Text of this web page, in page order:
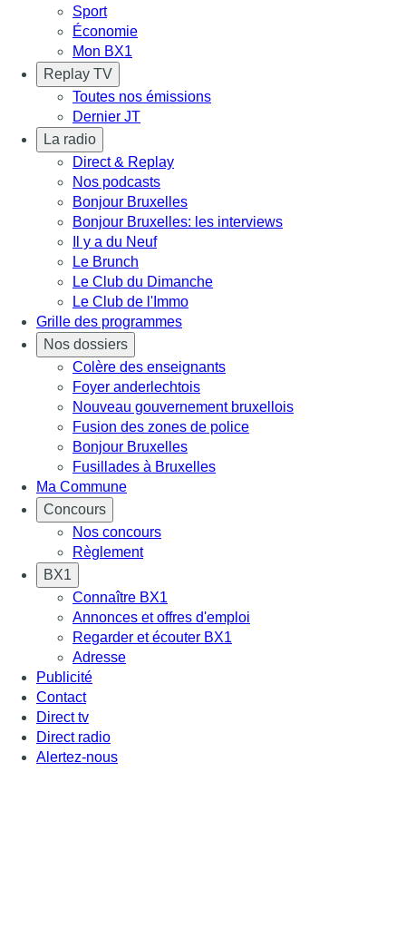
Sport
Économie
Mon BX1
Replay TV
Toutes nos émissions
Dernier JT
La radio
Direct & Replay
Nos podcasts
Bonjour Bruxelles
Bonjour Bruxelles: les interviews
Il y a du Neuf
Le Brunch
Le Club du Dimanche
Le Club de l'Immo
Grille des programmes
Nos dossiers
Colère des enseignants
Foyer anderlechtois
Nouveau gouvernement bruxellois
Fusion des zones de police
Bonjour Bruxelles
Fusillades à Bruxelles
Ma Commune
Concours
Nos concours
Règlement
BX1
Connaître BX1
Annonces et offres d'emploi
Regarder et écouter BX1
Adresse
Publicité
Contact
Direct tv
Direct radio
Alertez-nous